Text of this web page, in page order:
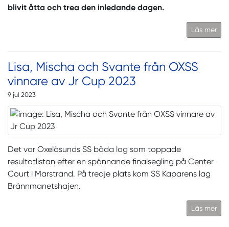
blivit åtta och trea den inledande dagen.
Läs mer
Lisa, Mischa och Svante från OXSS
vinnare av Jr Cup 2023
9 jul 2023
Det var Oxelösunds SS båda lag som toppade
resultatlistan efter en spännande finalsegling på Center
Court i Marstrand. På tredje plats kom SS Kaparens lag
Brännmanetshajen.
Läs mer